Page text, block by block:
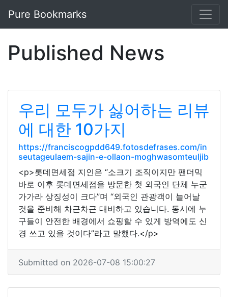
Pure Bookmarks
Published News
우리 모두가 싫어하는 리뷰
에 대한 10가지
https://franciscogpdd649.fotosdefrases.com/in
seutageulaem-sajin-e-ollaon-moghwasomteuljib
<p>롯데면세점 지인은 “소크기 조직이지만 팬더믹
바로 이후 롯데면세점을 방문한 첫 외국인 단체 누군
가가라 상징성이 크다”며 “외국인 관광객이 늘어날
것을 준비해 차근차근 대비하고 있습니다. 동시에 누
구들이 안전한 배경에서 쇼핑할 수 있게 방역에도 신
경 쓰고 있을 것이다”라고 말했다.</p>
Submitted on 2026-07-08 15:00:27